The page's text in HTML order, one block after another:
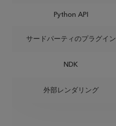
Python API
サードパーティのプラグイン
NDK
外部レンダリング